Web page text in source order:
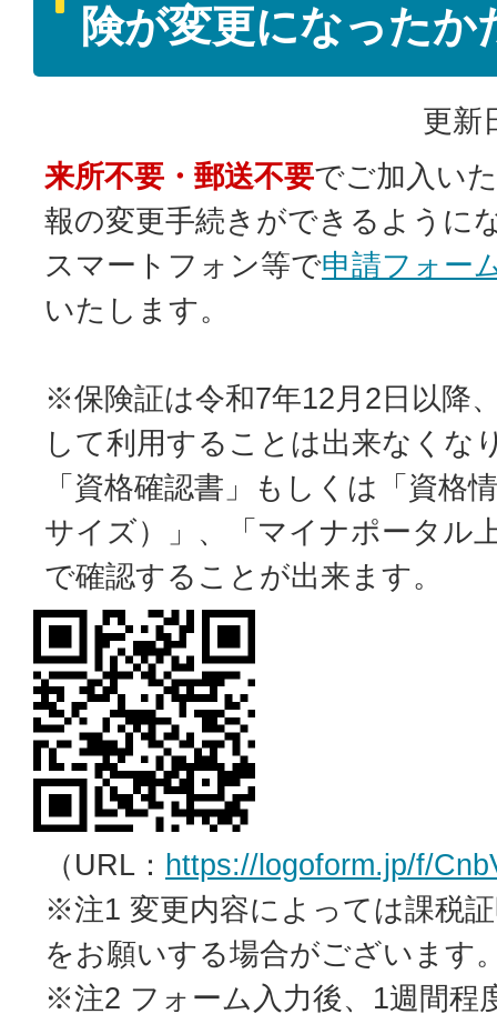
険が変更になったか
更新
来所不要・郵送不要でご加入い
報の変更手続きができるように
スマートフォン等で申請フォー
いたします。
※保険証は令和7年12月2日以降
して利用することは出来なくな
「資格確認書」もしくは「資格
サイズ）」、「マイナポータル
で確認することが出来ます。
（URL： https://logoform.jp/f/
※注1 変更内容によっては課税
をお願いする場合がございます
※注2 フォーム入力後、1週間程